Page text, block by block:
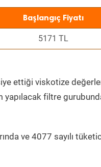
Başlangıç Fiyatı
5171 TL
ettiği viskotize
yapılacak filtre
ve 4077 sayılı